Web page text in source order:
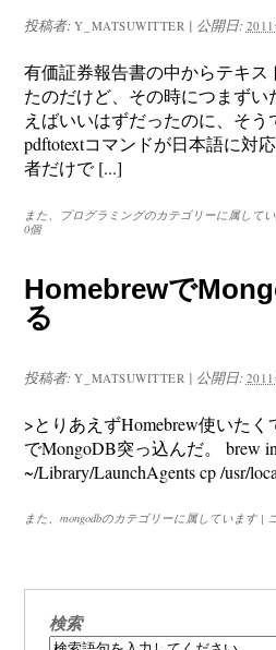
投稿者:Y_MATSUWITTER | 公開日:
有価証券報告書の中からテキス
たのだけど、その時につまずい
えばいいはずだったのに、そ
pdftotextコマンドが日本語に対
者だけで [...]
また、 プログラミングのカテゴリーに属して
0個
Homebrewで
る
投稿者:Y_MATSUWITTER | 公開日:
>とりあえずHomebrew使いた
でMongoDB突っ込んだ。 brew
~/Library/LaunchAgents cp /usr/
また、mongodbのカテゴリーに属しています |
検索